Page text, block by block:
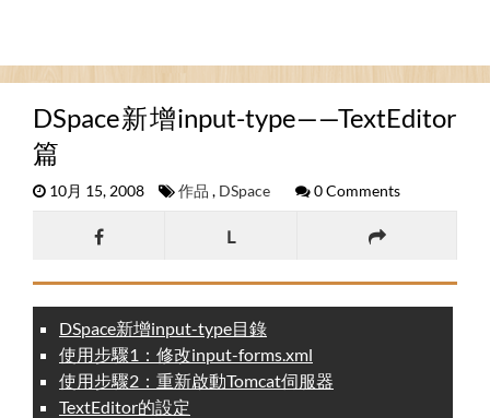
DSpace新增input-type——TextEditor
篇
10月 15, 2008 作品 , DSpace 0 Comments
L
DSpace新增input-type目錄
使用步驟1：修改input-forms.xml
使用步驟2：重新啟動Tomcat伺服器
TextEditor的設定